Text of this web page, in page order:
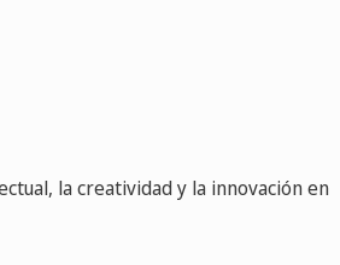
la creatividad y la innovación en